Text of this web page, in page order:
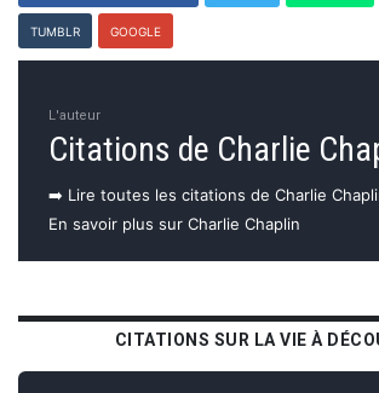
TUMBLR GOOGLE
L'auteur
Citations de Charlie
➡️ Lire toutes les citations de Charlie
En savoir plus sur Charlie Chaplin
CITATIONS SUR LA VIE À